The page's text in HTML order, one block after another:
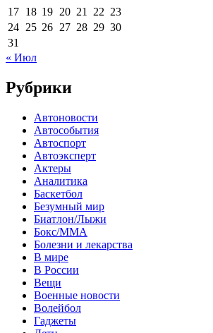
17 18 19 20 21 22 23
24 25 26 27 28 29 30
31
« Июл
Рубрики
Автоновости
Автособытия
Автоспорт
Автоэксперт
Актеры
Аналитика
Баскетбол
Безумный мир
Биатлон/Лыжи
Бокс/MMA
Болезни и лекарства
В мире
В России
Вещи
Военные новости
Волейбол
Гаджеты